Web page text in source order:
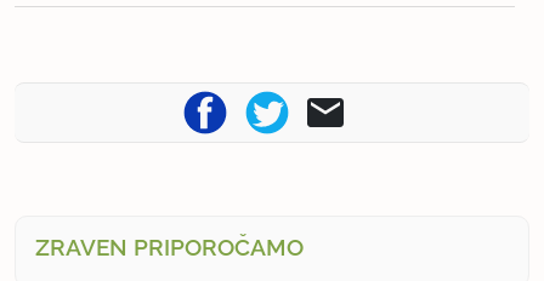
ZRAVEN PRIPOROČAMO